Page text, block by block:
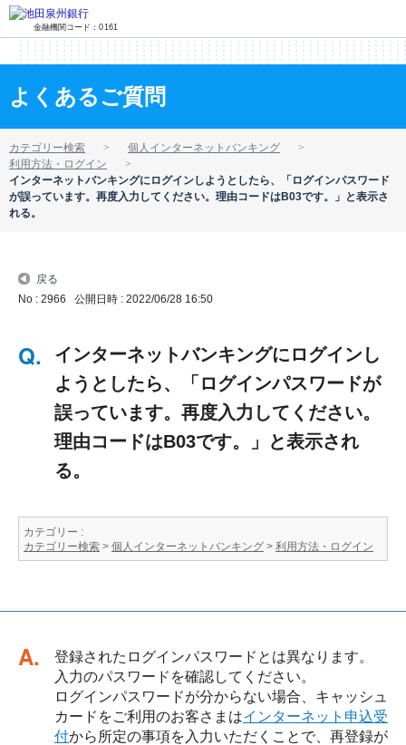
金融機関コード：0161
よくあるご質問
カテゴリー検索
個人インターネットバンキング
利用方法・ログイン
インターネットバンキングにログインしようとしたら、「ログインパスワード
が誤っています。再度入力してください。理由コードはB03です。」と表示さ
れる。
戻る
No : 2966 公開日時 : 2022/06/28 16:50
インターネットバンキングにログインし
ようとしたら、「ログインパスワードが
誤っています。再度入力してください。
理由コードはB03です。」と表示され
る。
カテゴリー :
カテゴリー検索 > 個人インターネットバンキング > 利用方法・ログイン
回答
登録されたログインパスワードとは異なります。
入力のパスワードを確認してください。
ログインパスワードが分からない場合、キャッシュ
カードをご利用のお客さまはインターネット申込受
付から所定の事項を入力いただくことで、再登録が